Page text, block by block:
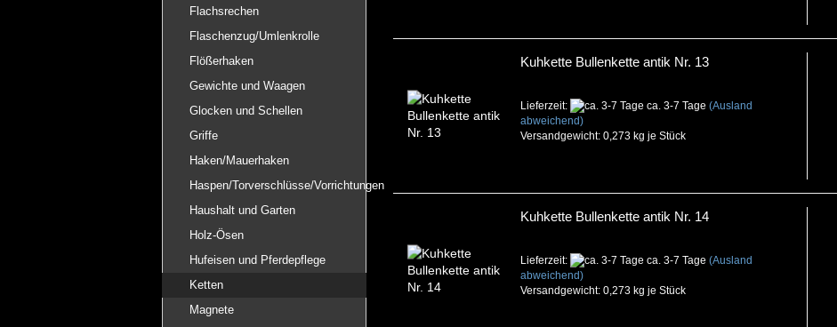
Kuhkette Bullenkette antik Nr. 13
Lieferzeit: ca. 3-7 Tage (Ausland
abweichend)
Versandgewicht: 0,273 kg je Stück
Kuhkette Bullenkette antik Nr. 14
Lieferzeit: ca. 3-7 Tage (Ausland
abweichend)
Versandgewicht: 0,273 kg je Stück
Flachsrechen
Flaschenzug/Umlenkrolle
Flößerhaken
Gewichte und Waagen
Glocken und Schellen
Griffe
Haken/Mauerhaken
Haspen/Torverschlüsse/Vorrichtungen
Haushalt und Garten
Holz-Ösen
Hufeisen und Pferdepflege
Ketten
Magnete